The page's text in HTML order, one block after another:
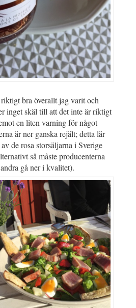
bra överallt jag varit och
inget skäl till att det inte är riktigt
en liten varning för något
är ner ganska rejält; detta lär
de rosa storsäljarna i Sverige
så måste producenterna
gå ner i kvalitet).